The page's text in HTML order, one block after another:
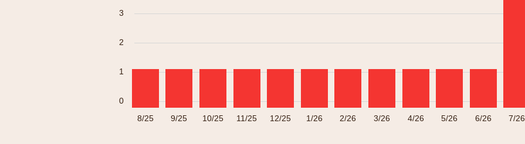
3
2
1
0
8/25
9/25 10/25 11/25 12/25 1/26 2/26 3/26 4/26 5/26 6/26 7/26